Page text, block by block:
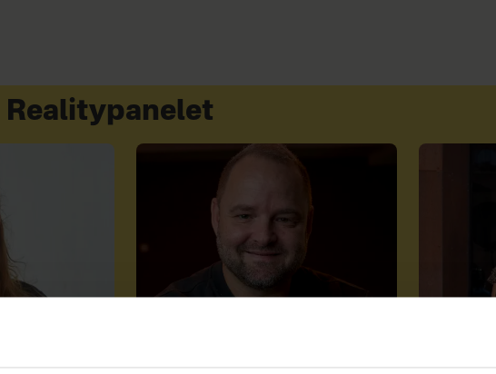
Realitypanelet
udsat for
blev
Therese